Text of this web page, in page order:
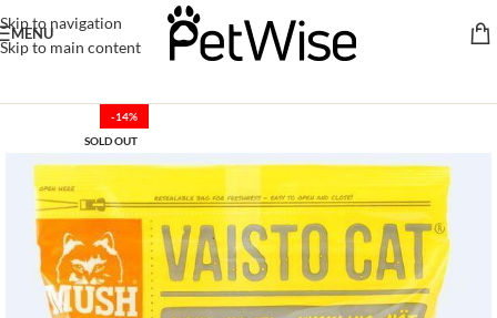
Skip to navigation
Skip to main content
MENU
-14%
SOLD OUT